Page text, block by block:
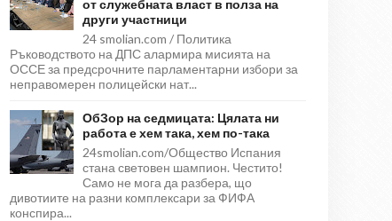
от служебната власт в полза на
други участници
24 smolian.com / Политика
Ръководството на ДПС алармира мисията на
ОССЕ за предсрочните парламентарни избори за
неправомерен полицейски нат...
ОбЗор на седмицата: Цялата ни
работа е хем така, хем по-така
24smolian.com/Общество Испания
стана световен шампион. Честито!
Само не мога да разбера, що
дивотиите на разни комплексари за ФИФА
конспира...